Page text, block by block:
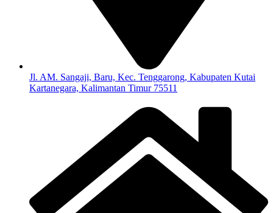
Jl. AM. Sangaji, Baru, Kec. Tenggarong, Kabupaten Kutai
Kartanegara, Kalimantan Timur 75511